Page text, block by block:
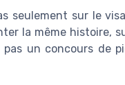
seulement sur le
la même histoire,
un concours de